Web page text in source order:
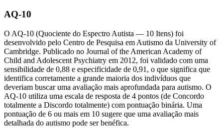
AQ-10
O AQ-10 (Quociente do Espectro Autista — 10 Itens) foi
desenvolvido pelo Centro de Pesquisa em Autismo da University of
Cambridge. Publicado no Journal of the American Academy of
Child and Adolescent Psychiatry em 2012, foi validado com uma
sensibilidade de 0,88 e especificidade de 0,91, o que significa que
identifica corretamente a grande maioria dos indivíduos que
deveriam buscar uma avaliação mais aprofundada para autismo. O
AQ-10 utiliza uma escala de resposta de 4 pontos (de Concordo
totalmente a Discordo totalmente) com pontuação binária. Uma
pontuação de 6 ou mais em 10 sugere que uma avaliação mais
detalhada do autismo pode ser benéfica.